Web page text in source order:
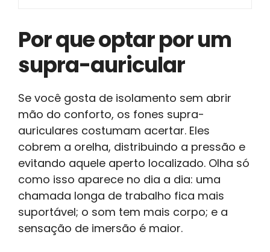
Por que optar por um
supra-auricular
Se você gosta de isolamento sem abrir
mão do conforto, os fones supra-
auriculares costumam acertar. Eles
cobrem a orelha, distribuindo a pressão e
evitando aquele aperto localizado. Olha só
como isso aparece no dia a dia: uma
chamada longa de trabalho fica mais
suportável; o som tem mais corpo; e a
sensação de imersão é maior.